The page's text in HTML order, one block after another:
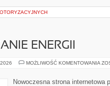
ENERGII
MOŻLIWOŚĆ KOMENTOWANIA
Nowoczesna strona internetowa